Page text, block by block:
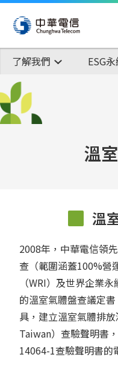
了解我們 ESG
溫
溫
2008年，中華電信領
查（範圍涵蓋100%營
（WRI）及世界企業
的溫室氣體盤查議定
具，建立溫室氣體排
Taiwan）查驗聲明書
14064-1查驗聲明書的